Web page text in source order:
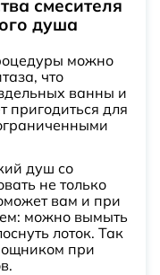
смесителя
душа
можно
что
ванны и
пригодиться для
душ со
не только
вам и при
можно вымыть
лоток. Так
при